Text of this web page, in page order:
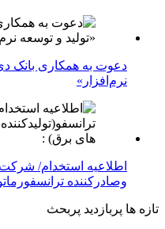
دعوت به همکاری بانک
نرم‌افزار»
اطلاعیه استخدام/ شرکت
وصادرکننده
تازه ها پربازدید پربحث